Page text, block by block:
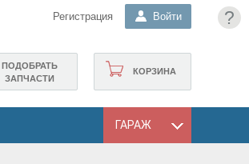
?
Регистрация Войти
КОРЗИНА
ПОДОБРАТЬ
ЗАПЧАСТИ
ГАРАЖ